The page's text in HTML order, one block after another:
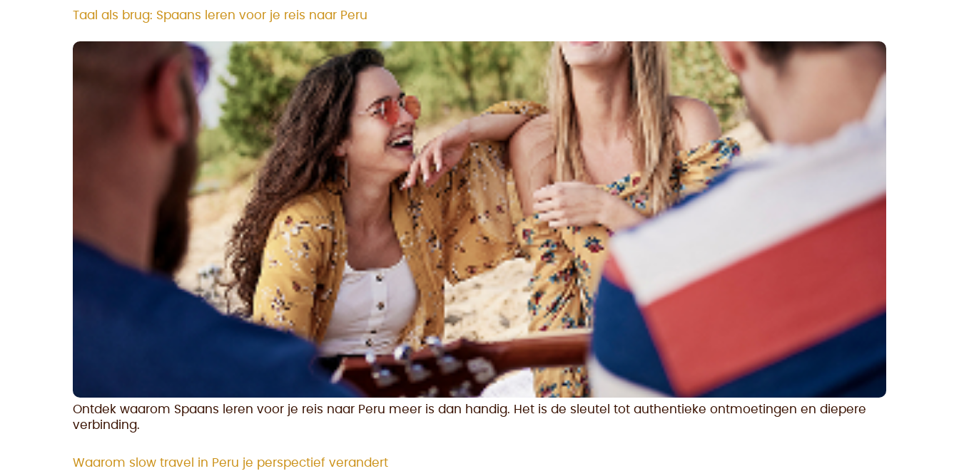
Taal als brug: Spaans leren voor je reis naar Peru
Ontdek waarom Spaans leren voor je reis naar Peru meer is dan handig. Het is de sleutel tot authentieke ontmoetingen en diepere
verbinding.
Waarom slow travel in Peru je perspectief verandert